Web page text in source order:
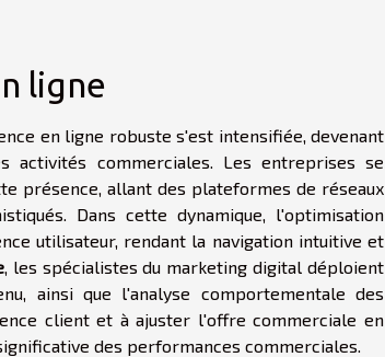
ligne
en ligne robuste s'est intensifiée, devenant
commerciales. Les entreprises se
présence, allant des plateformes de réseaux
Dans cette dynamique, l'optimisation
utilisateur, rendant la navigation intuitive et
, les spécialistes du marketing digital déploient
ainsi que l'analyse comportementale des
client et à ajuster l'offre commerciale en
des performances commerciales.